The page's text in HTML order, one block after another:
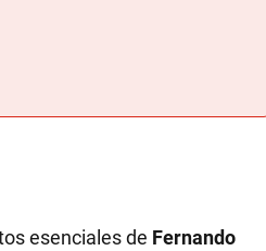
esenciales de Fernando